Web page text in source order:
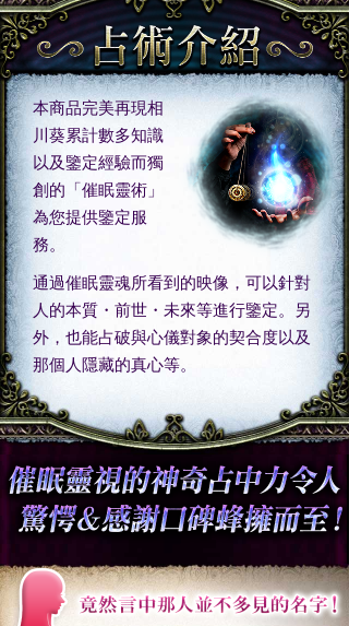
本商品完美再現相
川葵累計數多知識
以及鑒定經驗而獨
創的「催眠靈術」
為您提供鑒定服
務。
通過催眠靈魂所看到的映像，可以針對
人的本質・前世・未來等進行鑒定。另
外，也能占破與心儀對象的契合度以及
那個人隱藏的真心等。